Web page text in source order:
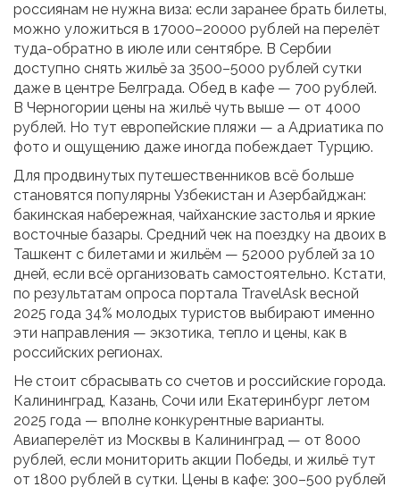
россиянам не нужна виза: если заранее брать билеты,
можно уложиться в 17000–20000 рублей на перелёт
туда-обратно в июле или сентябре. В Сербии
доступно снять жильё за 3500–5000 рублей сутки
даже в центре Белграда. Обед в кафе — 700 рублей.
В Черногории цены на жильё чуть выше — от 4000
рублей. Но тут европейские пляжи — а Адриатика по
фото и ощущению даже иногда побеждает Турцию.
Для продвинутых путешественников всё больше
становятся популярны Узбекистан и Азербайджан:
бакинская набережная, чайханские застолья и яркие
восточные базары. Средний чек на поездку на двоих в
Ташкент с билетами и жильём — 52000 рублей за 10
дней, если всё организовать самостоятельно. Кстати,
по результатам опроса портала TravelAsk весной
2025 года 34% молодых туристов выбирают именно
эти направления — экзотика, тепло и цены, как в
российских регионах.
Не стоит сбрасывать со счетов и российские города.
Калининград, Казань, Сочи или Екатеринбург летом
2025 года — вполне конкурентные варианты.
Авиаперелёт из Москвы в Калининград — от 8000
рублей, если мониторить акции Победы, и жильё тут
от 1800 рублей в сутки. Цены в кафе: 300–500 рублей